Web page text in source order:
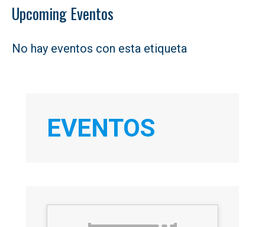
Upcoming Eventos
No hay eventos con esta etiqueta
EVENTOS